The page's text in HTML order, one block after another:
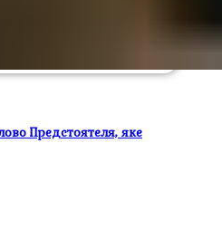
Предстоятеля, яке